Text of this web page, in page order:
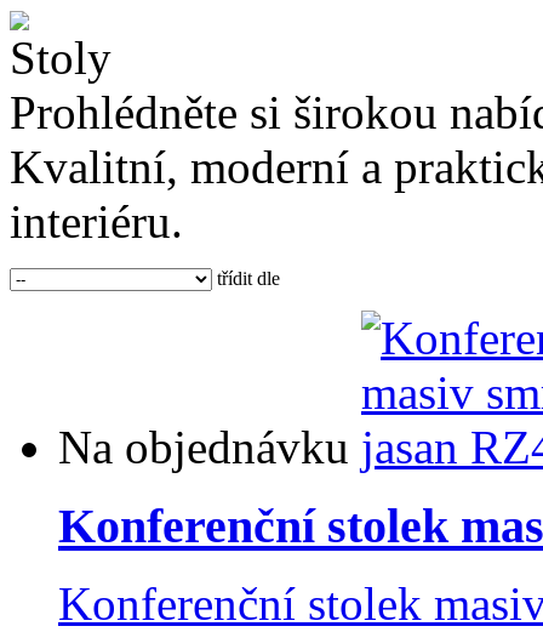
Prohlédněte si širokou
Kvalitní, moderní a
interiéru.
třídit dle
Na objednávku
Konferenční stolek
Konferenční stolek